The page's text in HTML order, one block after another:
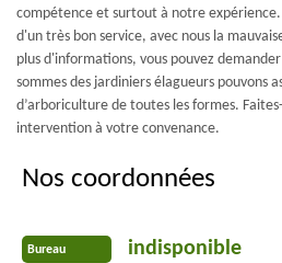
compétence et surtout à notre
d'un très bon service, avec nous la
plus d'informations, vous pouvez
sommes des jardiniers élagueurs pouvons
d’arboriculture de toutes les formes.
intervention à votre convenance.
Nos coordonnées
Bureau indisponible